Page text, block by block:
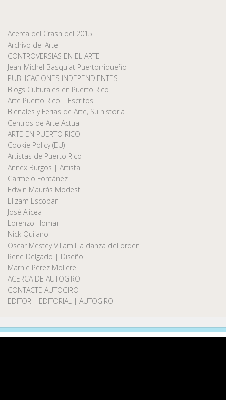
Acerca del Crash del 2015
Archivo del Arte
CONTROVERSIAS EN EL ARTE
Jean-Michel Basquiat Puertorriqueño
PUBLICACIONES INDEPENDIENTES
Blogs Culturales en Puerto Rico
Arte Puerto Rico | Escritos
Bienales y Ferias de Arte, Su historia
Centros de Arte Actual
ARTE EN PUERTO RICO
Cookie Policy (EU)
Artistas de Puerto Rico
Annex Burgos | Artista
Carmelo Fontánez
Edwin Maurás Modesti
Elizam Escobar
José Alicea
Lorenzo Homar
Nick Quijano
Oscar Mestey Villamil la danza del orden
Rene Delgado | Diseño
Marnie Pérez Moliere
ACERCA DE AUTOGIRO
CONTACTE AUTOGIRO
EDITOR | EDITORIAL | AUTOGIRO